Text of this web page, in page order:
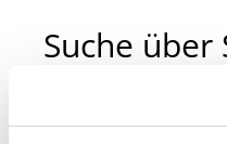
Suche über